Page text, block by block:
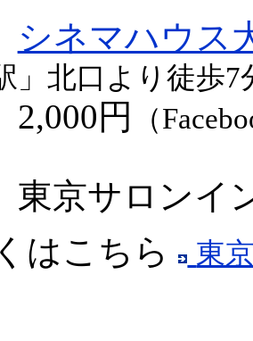
シネマハウス
」北口より徒歩7
2,000円 （
東京サロンイ
はこちら 東